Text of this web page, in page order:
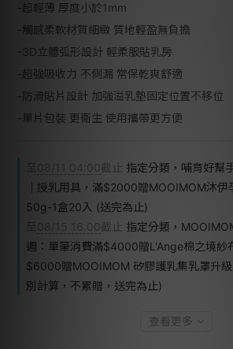
-超輕薄 厚度小於1mm
-觸感柔軟材質細緻 質地輕盈無負擔
-3D立體弧形設計 輕柔服貼乳房
-超強吸收力 不側漏 常保乾爽舒適
-防滑貼片設計 加強溢乳墊固定位置不移位
-單片包裝 更衛生 使用攜帶更方便
08/11 04:00截止 指定分類，哺育好幫
｜授乳用具，滿$2000贈MOOIMOM沐伊
50g-1盒20入 (送完為止)
08/15 16:00截止 指定分類，
週：單筆消費滿$4000贈L'Ange棉之境紗
$6000贈MOOIMOM 矽膠護乳集乳罩升
別計算，不累贈，送完為止)
查看更多